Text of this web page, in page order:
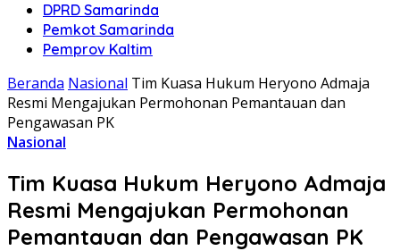
DPRD Samarinda
Pemkot Samarinda
Pemprov Kaltim
Beranda Nasional Tim Kuasa Hukum Heryono Admaja
Resmi Mengajukan Permohonan Pemantauan dan
Pengawasan PK
Nasional
Tim Kuasa Hukum Heryono Admaja
Resmi Mengajukan Permohonan
Pemantauan dan Pengawasan PK